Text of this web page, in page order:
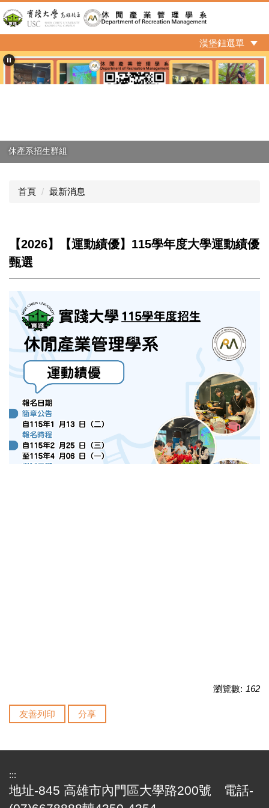
跳
到
主
內
容
區
漢堡鈕選單
休產系招生群組
首頁 最新消息
【2026】【運動績優】115學年度大學運動績優
甄選
瀏覽數: 162
友善列印 分享
:::
地址-845 高雄市內門區大學路200號 電話-